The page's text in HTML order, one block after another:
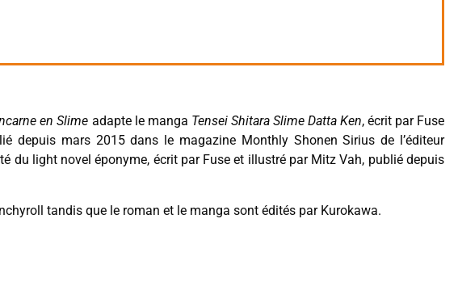
en Slime adapte le manga Tensei Shitara Slime Datta Ken, écrit par Fuse
depuis mars 2015 dans le magazine Monthly Shonen Sirius de l’éditeur
du light novel éponyme, écrit par Fuse et illustré par Mitz Vah, publié depuis
tandis que le roman et le manga sont édités par Kurokawa.